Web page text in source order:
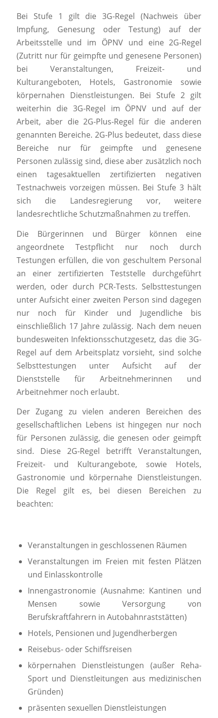
Bei Stufe 1 gilt die 3G-Regel (Nachweis über
Impfung, Genesung oder Testung) auf der
Arbeitsstelle und im ÖPNV und eine 2G-Regel
(Zutritt nur für geimpfte und genesene Personen)
bei Veranstaltungen, Freizeit- und
Kulturangeboten, Hotels, Gastronomie sowie
körpernahen Dienstleistungen. Bei Stufe 2 gilt
weiterhin die 3G-Regel im ÖPNV und auf der
Arbeit, aber die 2G-Plus-Regel für die anderen
genannten Bereiche. 2G-Plus bedeutet, dass diese
Bereiche nur für geimpfte und genesene
Personen zulässig sind, diese aber zusätzlich noch
einen tagesaktuellen zertifizierten negativen
Testnachweis vorzeigen müssen. Bei Stufe 3 hält
sich die Landesregierung vor, weitere
landesrechtliche Schutzmaßnahmen zu treffen.
Die Bürgerinnen und Bürger können eine
angeordnete Testpflicht nur noch durch
Testungen erfüllen, die von geschultem Personal
an einer zertifizierten Teststelle durchgeführt
werden, oder durch PCR-Tests. Selbsttestungen
unter Aufsicht einer zweiten Person sind dagegen
nur noch für Kinder und Jugendliche bis
einschließlich 17 Jahre zulässig. Nach dem neuen
bundesweiten Infektionsschutzgesetz, das die 3G-
Regel auf dem Arbeitsplatz vorsieht, sind solche
Selbsttestungen unter Aufsicht auf der
Dienststelle für Arbeitnehmerinnen und
Arbeitnehmer noch erlaubt.
Der Zugang zu vielen anderen Bereichen des
gesellschaftlichen Lebens ist hingegen nur noch
für Personen zulässig, die genesen oder geimpft
sind. Diese 2G-Regel betrifft Veranstaltungen,
Freizeit- und Kulturangebote, sowie Hotels,
Gastronomie und körpernahe Dienstleistungen.
Die Regel gilt es, bei diesen Bereichen zu
beachten:
Veranstaltungen in geschlossenen Räumen
Veranstaltungen im Freien mit festen Plätzen
und Einlasskontrolle
Innengastronomie (Ausnahme: Kantinen und
Mensen sowie Versorgung von
Berufskraftfahrern in Autobahnraststätten)
Hotels, Pensionen und Jugendherbergen
Reisebus- oder Schiffsreisen
körpernahen Dienstleistungen (außer Reha-
Sport und Dienstleitungen aus medizinischen
Gründen)
präsenten sexuellen Dienstleistungen